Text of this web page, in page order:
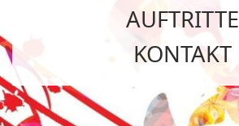
AUFTRITTE
KONTAKT